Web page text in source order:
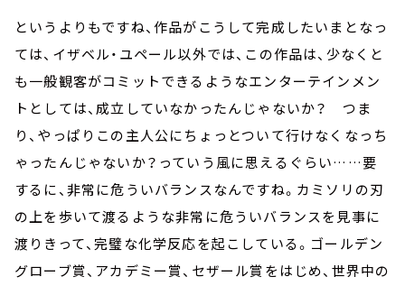
というよりもですね、作品がこうして完成したいまとなっ
ては、イザベル・ユペール以外では、この作品は、少なくと
も一般観客がコミットできるようなエンターテインメン
トとしては、成立していなかったんじゃないか？ つま
り、やっぱりこの主人公にちょっとついて行けなくなっち
ゃったんじゃないか？っていう風に思えるぐらい……要
するに、非常に危ういバランスなんですね。カミソリの刃
の上を歩いて渡るような非常に危ういバランスを見事に
渡りきって、完璧な化学反応を起こしている。ゴールデン
グローブ賞、アカデミー賞、セザール賞をはじめ、世界中の